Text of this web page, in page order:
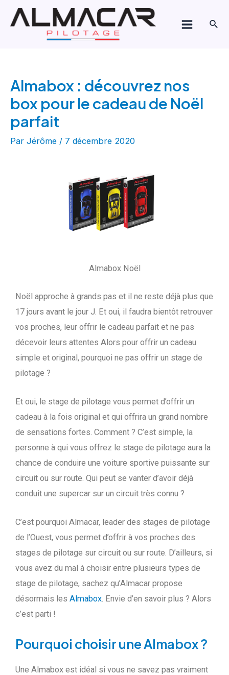
Aller
Menu
Almabox : découvrez nos
box pour le cadeau de Noël
parfait
Par Jérôme / 7 décembre 2020
Almabox Noël
Noël approche à grands pas et il ne reste déjà plus que
17 jours avant le jour J. Et oui, il faudra bientôt retrouver
vos proches, leur offrir le cadeau parfait et ne pas
décevoir leurs attentes Alors pour offrir un cadeau
simple et original, pourquoi ne pas offrir un stage de
pilotage ?
Et oui, le stage de pilotage vous permet d’offrir un
cadeau à la fois original et qui offrira un grand nombre
de sensations fortes. Comment ? C’est simple, la
personne à qui vous offrez le stage de pilotage aura la
chance de conduire une voiture sportive puissante sur
circuit ou sur route. Qui peut se vanter d’avoir déjà
conduit une supercar sur un circuit très connu ?
C’est pourquoi Almacar, leader des stages de pilotage
de l’Ouest, vous permet d’offrir à vos proches des
stages de pilotage sur circuit ou sur route. D’ailleurs, si
vous avez du mal à choisir entre plusieurs types de
stage de pilotage, sachez qu’Almacar propose
désormais les Almabox. Envie d’en savoir plus ? Alors
c’est parti !
Pourquoi choisir une Almabox ?
Une Almabox est idéal si vous ne savez pas vraiment
Navigation
de